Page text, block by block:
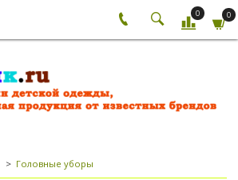
0 0
Головные уборы